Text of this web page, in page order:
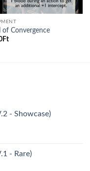
of Convergence
Ft
- Showcase)
- Rare)